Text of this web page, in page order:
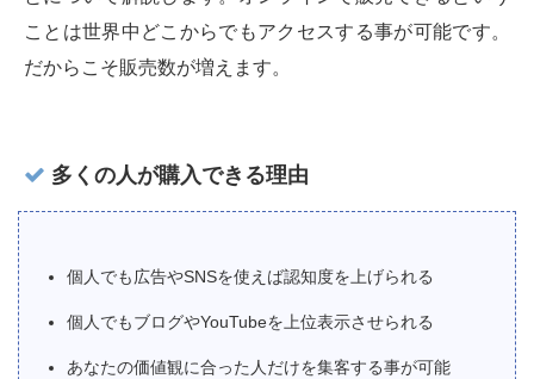
ことは世界中どこからでもアクセスする事が可能です。
だからこそ販売数が増えます。
多くの人が購入できる理由
個人でも広告やSNSを使えば認知度を上げられる
個人でもブログやYouTubeを上位表示させられる
あなたの価値観に合った人だけを集客する事が可能